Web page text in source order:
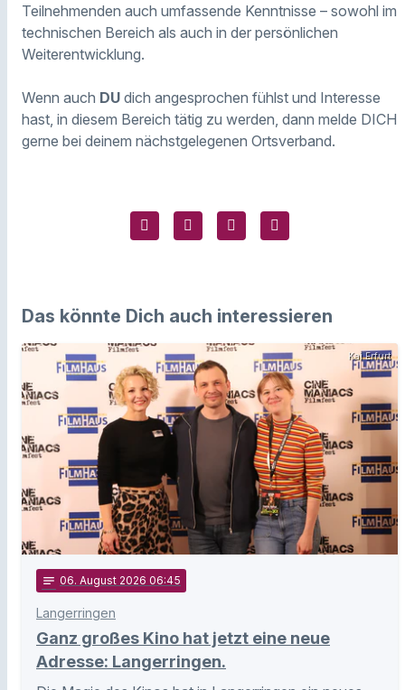
Teilnehmenden auch umfassende Kenntnisse – sowohl im
technischen Bereich als auch in der persönlichen
Weiterentwicklung.
Wenn auch DU dich angesprochen fühlst und Interesse
hast, in diesem Bereich tätig zu werden, dann melde DICH
gerne bei deinem nächstgelegenen Ortsverband.
Das könnte Dich auch interessieren
Kai Erfurt
notes 06. August 2026 06:45
Langerringen
Ganz großes Kino hat jetzt eine neue
Adresse: Langerringen.